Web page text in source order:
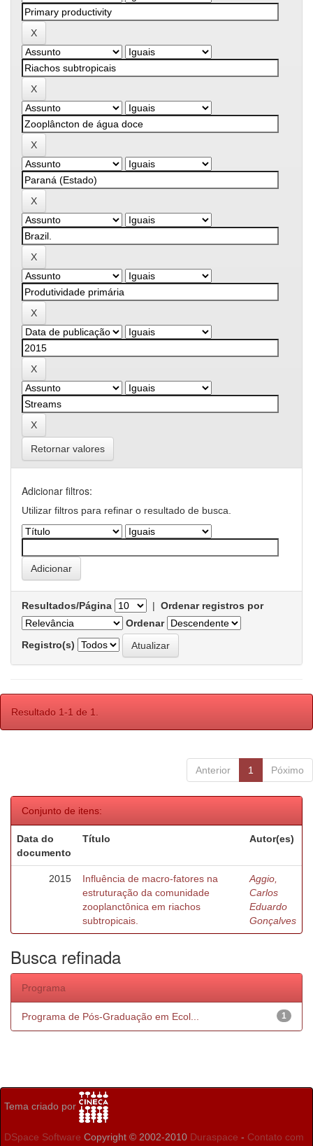
Retornar valores
Adicionar filtros:
Utilizar filtros para refinar o resultado de busca.
Resultados/Página | Ordenar registros por
Ordenar
Registro(s)
Resultado 1-1 de 1.
Anterior 1 Póximo
Conjunto de itens:
Data do
documento
Título Autor(es)
2015
Influência de macro-fatores na
estruturação da comunidade
zooplanctônica em riachos
subtropicais.
Aggio,
Carlos
Eduardo
Gonçalves
Busca refinada
Programa
1
Programa de Pós-Graduação em Ecol...
Tema criado por
DSpace Software Copyright © 2002-2010 Duraspace - Contato com